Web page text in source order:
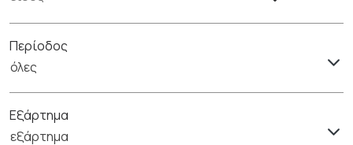
Περίοδος
όλες
Εξάρτημα
εξάρτημα